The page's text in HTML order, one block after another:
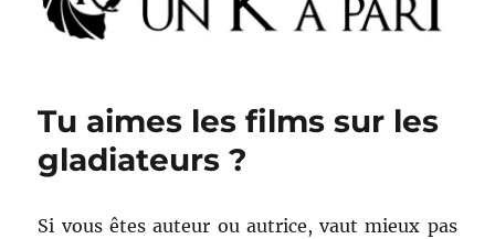
Tu aimes les films sur les
gladiateurs ?
Si vous êtes auteur ou autrice, vaut mieux pas